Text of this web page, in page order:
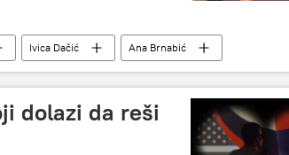
Ivica Dačić Ana Brnabić
dolazi da reši